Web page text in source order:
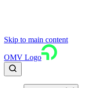
Skip to main content
OMV Logo